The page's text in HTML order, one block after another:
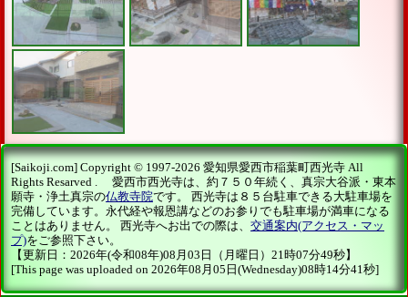
[Saikoji.com] Copyright © 1997-2026 愛知県愛西市稲葉町西光寺 All
Rights Resarved . 愛西市西光寺は、約７５０年続く、真宗大谷派・東本
願寺・浄土真宗の仏教寺院です。 西光寺は８５台駐車できる大駐車場を
完備しています。永代経や報恩講などのお参りでも駐車場が満車になる
ことはありません。 西光寺へお出での際は、 交通案内(アクセス・マッ
プ)をご参照下さい。
【更新日：2026年(令和08年)08月03日（月曜日）21時07分49秒】
[This page was uploaded on 2026年08月05日(Wednesday)08時14分41秒]